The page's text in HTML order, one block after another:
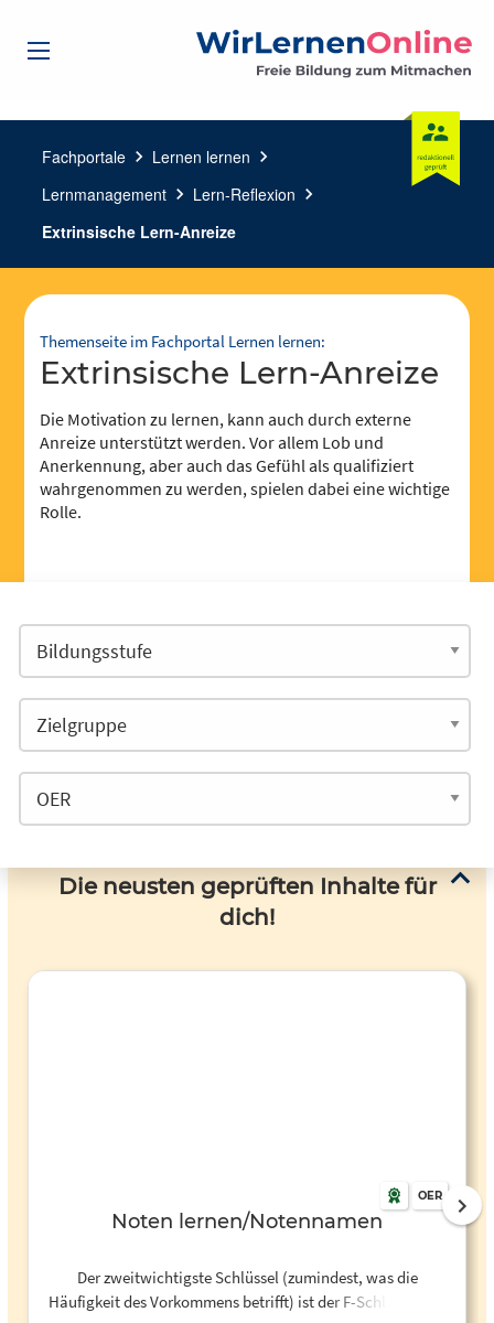
Fachportale chevron_right Lernen lernen chevron_right
Lernmanagement chevron_right Lern-Reflexion chevron_right
Extrinsische Lern-Anreize
Themenseite im Fachportal Lernen lernen:
Extrinsische Lern-Anreize
Die Motivation zu lernen, kann auch durch externe
Anreize unterstützt werden. Vor allem Lob und
Anerkennung, aber auch das Gefühl als qualifiziert
wahrgenommen zu werden, spielen dabei eine wichtige
Rolle.
Die neusten geprüften Inhalte für
dich!
OER
Noten lernen/Notennamen
Der zweitwichtigste Schlüssel (zumindest, was die
Häufigkeit des Vorkommens betrifft) ist der F-Schlüssel der